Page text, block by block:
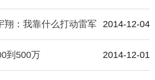
2014-12-04
翔：我靠什么打动雷军
2014-12-01
到500万